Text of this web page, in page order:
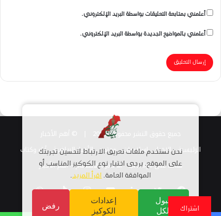
أعلمني بمتابعة التعليقات بواسطة البريد الإلكتروني.
أعلمني بالمواضيع الجديدة بواسطة البريد الإلكتروني.
جميع حقوق النشر محفوظة 2026 |
الرئيسية
الاخبار اسلاميات مجتمع الأخبار الرياضية أراء وكتاب
قناتنا على الواتساب استمارة الانضمام – أهم الأخبار
فيسبوكتويتر لينكدإنيوتيوبانستقرامTikTokواتساب
نحن نستخدم ملفات تعريف الارتباط لتحسين تجربتك
على الموقع. يرجى اختيار نوع الكوكيز المناسب أو
الموافقة العامة.اقرأ المزيد.
قبول
الكل
إعدادات
الكوكيز
رفض اشتراك